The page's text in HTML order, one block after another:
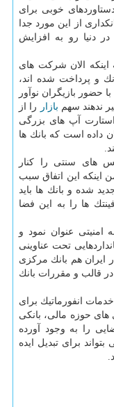
خوبی برای
از این مورد جدا
دنیا رو به افزایش
اینكه الان شركت های
و پرداخت شده اند،
حضور بازیگران نوآور
ندهند سهم بازار
را از
آپ های بزرگی
داده است كه بانك ها
های سنتی را كنار
این اتفاق سبب
شده و بانك ها باید
ها را به این فضا
عنوان نمود و
تحت عناوینی
ایران هم بانك مركزی
قالب و مقررات بانك
انفورماتیك برای
حوزه مالی، بانكی
را به وجود آورده
برای تبدیل ایده